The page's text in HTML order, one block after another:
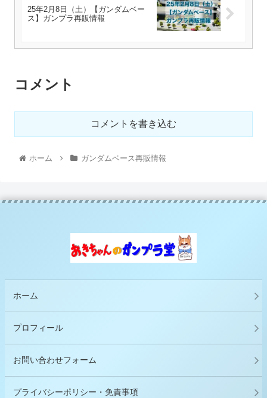
25年2月8日（土）【ガンダムベー
ス】ガンプラ再販情報
コメント
コメントを書き込む
ホーム ガンダムベース再販情報
ホーム
プロフィール
お問い合わせフォーム
プライバシーポリシー・免責事項